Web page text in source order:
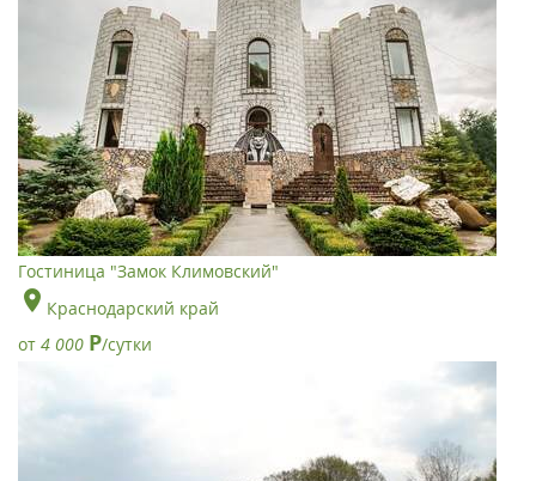
Гостиница "Замок Климовский"
Краснодарский край
от 4 000 Р/сутки